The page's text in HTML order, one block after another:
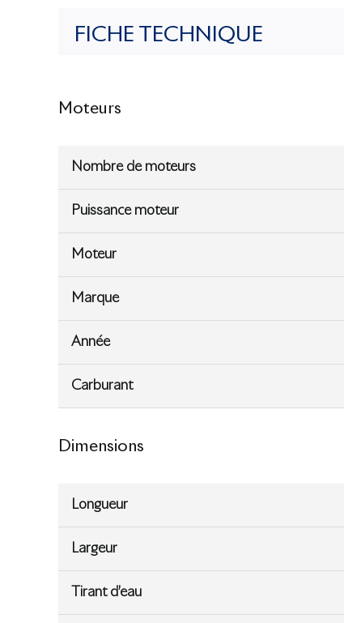
FICHE TECHNIQUE
Moteurs
Nombre de moteurs
Puissance moteur
Moteur
Marque
Année
Carburant
Dimensions
Longueur
Largeur
Tirant d’eau